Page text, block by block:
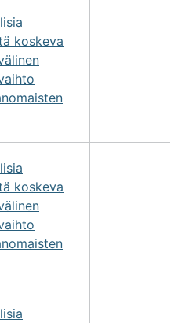
koskeva
koskeva